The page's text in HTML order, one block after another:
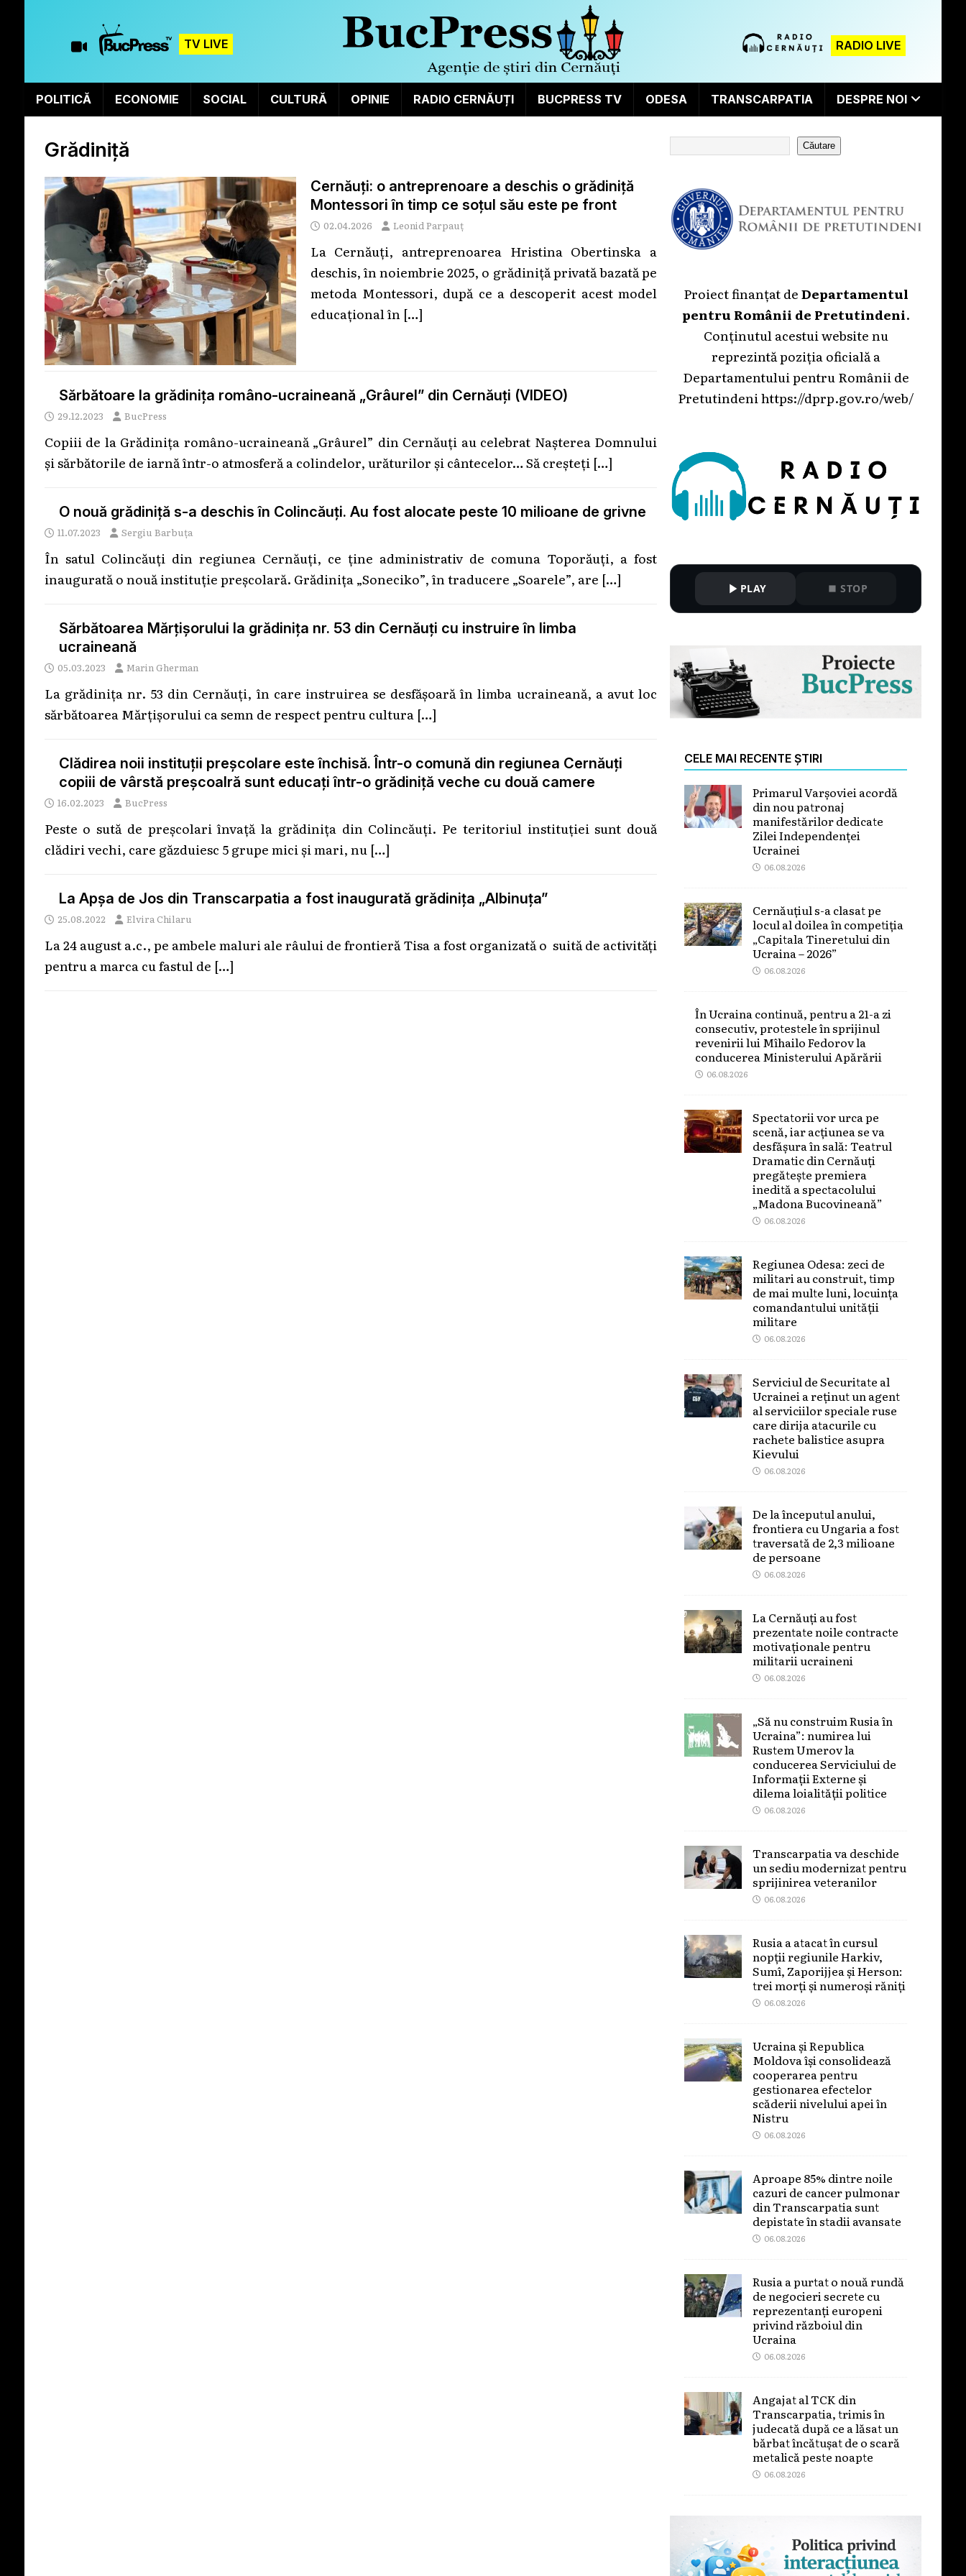
TV LIVE RADIO LIVE
POLITICĂ ECONOMIE SOCIAL CULTURĂ OPINIE RADIO CERNĂUȚI BUCPRESS TV ODESA TRANSCARPATIA DESPRE NOI
Grădiniță
Cernăuți: o antreprenoare a deschis o grădiniță
Montessori în timp ce soțul său este pe front
02.04.2026 Leonid Parpauț
La Cernăuți, antreprenoarea Hristina Obertinska a
deschis, în noiembrie 2025, o grădiniță privată bazată pe
metoda Montessori, după ce a descoperit acest model
educațional în […]
Sărbătoare la grădinița româno-ucraineană „Grâurel” din Cernăuți (VIDEO)
29.12.2023 BucPress
Copiii de la Grădinița româno-ucraineană „Grâurel” din Cernăuți au celebrat Nașterea Domnului
și sărbătorile de iarnă într-o atmosferă a colindelor, urăturilor și cântecelor… Să creșteți […]
O nouă grădiniță s-a deschis în Colincăuți. Au fost alocate peste 10 milioane de grivne
11.07.2023 Sergiu Barbuța
În satul Colincăuți din regiunea Cernăuți, ce ține administrativ de comuna Toporăuți, a fost
inaugurată o nouă instituție preșcolară. Grădinița „Soneciko”, în traducere „Soarele”, are […]
Sărbătoarea Mărțișorului la grădinița nr. 53 din Cernăuți cu instruire în limba
ucraineană
05.03.2023 Marin Gherman
La grădinița nr. 53 din Cernăuți, în care instruirea se desfășoară în limba ucraineană, a avut loc
sărbătoarea Mărțișorului ca semn de respect pentru cultura […]
Clădirea noii instituții preșcolare este închisă. Într-o comună din regiunea Cernăuți
copiii de vârstă preșcoalră sunt educați într-o grădiniță veche cu două camere
16.02.2023 BucPress
Peste o sută de preșcolari învață la grădinița din Colincăuți. Pe teritoriul instituției sunt două
clădiri vechi, care găzduiesc 5 grupe mici și mari, nu […]
La Apșa de Jos din Transcarpatia a fost inaugurată grădinița „Albinuța”
25.08.2022 Elvira Chilaru
La 24 august a.c., pe ambele maluri ale râului de frontieră Tisa a fost organizată o suită de activități
pentru a marca cu fastul de […]
Căutare
Proiect finanțat deDepartamentul
pentru Românii de Pretutindeni.
Conținutul acestui website nu
reprezintă poziția oficială a
Departamentului pentru Românii de
Pretutindenihttps://dprp.gov.ro/web/
PLAY STOP
CELE MAI RECENTE ȘTIRI
Primarul Varșoviei acordă
din nou patronaj
manifestărilor dedicate
Zilei Independenței
Ucrainei
06.08.2026
Cernăuțiul s-a clasat pe
locul al doilea în competiția
„Capitala Tineretului din
Ucraina – 2026”
06.08.2026
În Ucraina continuă, pentru a 21-a zi
consecutiv, protestele în sprijinul
revenirii lui Mîhailo Fedorov la
conducerea Ministerului Apărării
06.08.2026
Spectatorii vor urca pe
scenă, iar acțiunea se va
desfășura în sală: Teatrul
Dramatic din Cernăuți
pregătește premiera
inedită a spectacolului
„Madona Bucovineană”
06.08.2026
Regiunea Odesa: zeci de
militari au construit, timp
de mai multe luni, locuința
comandantului unității
militare
06.08.2026
Serviciul de Securitate al
Ucrainei a reținut un agent
al serviciilor speciale ruse
care dirija atacurile cu
rachete balistice asupra
Kievului
06.08.2026
De la începutul anului,
frontiera cu Ungaria a fost
traversată de 2,3 milioane
de persoane
06.08.2026
La Cernăuți au fost
prezentate noile contracte
motivaționale pentru
militarii ucraineni
06.08.2026
„Să nu construim Rusia în
Ucraina”: numirea lui
Rustem Umerov la
conducerea Serviciului de
Informații Externe și
dilema loialității politice
06.08.2026
Transcarpatia va deschide
un sediu modernizat pentru
sprijinirea veteranilor
06.08.2026
Rusia a atacat în cursul
nopții regiunile Harkiv,
Sumî, Zaporijjea și Herson:
trei morți și numeroși răniți
06.08.2026
Ucraina și Republica
Moldova își consolidează
cooperarea pentru
gestionarea efectelor
scăderii nivelului apei în
Nistru
06.08.2026
Aproape 85% dintre noile
cazuri de cancer pulmonar
din Transcarpatia sunt
depistate în stadii avansate
06.08.2026
Rusia a purtat o nouă rundă
de negocieri secrete cu
reprezentanți europeni
privind războiul din
Ucraina
06.08.2026
Angajat al TCK din
Transcarpatia, trimis în
judecată după ce a lăsat un
bărbat încătușat de o scară
metalică peste noapte
06.08.2026